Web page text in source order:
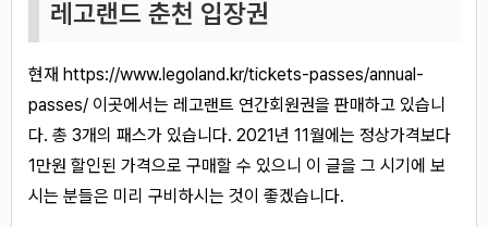
레고랜드 춘천 입장권
현재 https://www.legoland.kr/tickets-passes/annual-
passes/ 이곳에서는 레고랜트 연간회원권을 판매하고 있습니
다. 총 3개의 패스가 있습니다. 2021년 11월에는 정상가격보다
1만원 할인된 가격으로 구매할 수 있으니 이 글을 그 시기에 보
시는 분들은 미리 구비하시는 것이 좋겠습니다.